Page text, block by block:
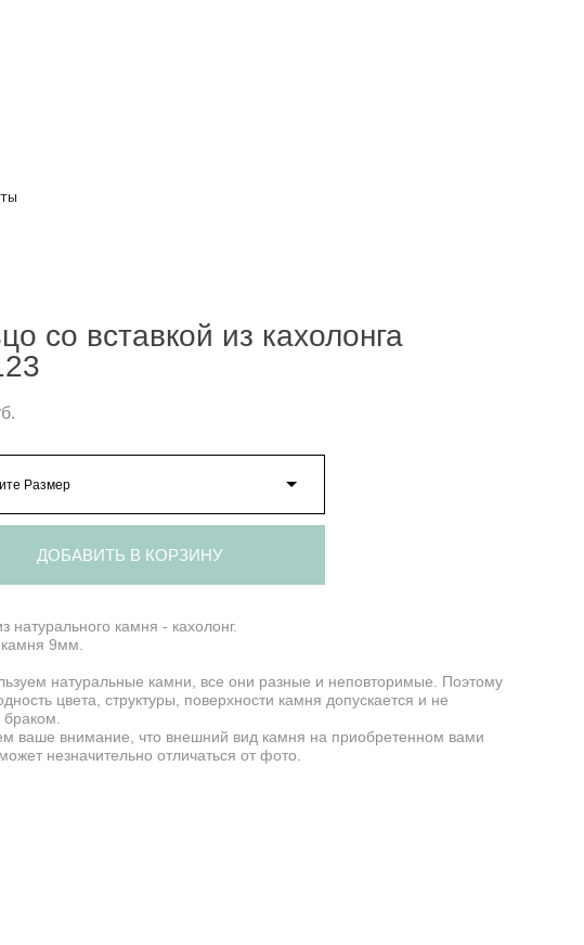
со вставкой из кахолонга
Размер
ДОБАВИТЬ В КОРЗИНУ
натурального камня - кахолонг.
9мм.
натуральные камни, все они разные и неповторимые. Поэтому
цвета, структуры, поверхности камня допускается и не
ваше внимание, что внешний вид камня на приобретенном вами
незначительно отличаться от фото.